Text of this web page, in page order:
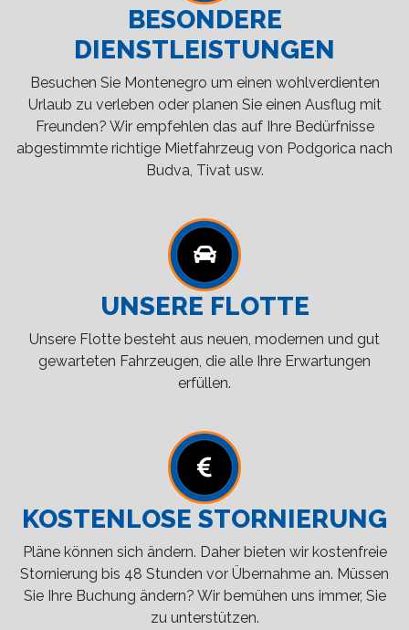
BESONDERE
DIENSTLEISTUNGEN
Besuchen Sie Montenegro um einen wohlverdienten
Urlaub zu verleben oder planen Sie einen Ausflug mit
Freunden? Wir empfehlen das auf Ihre Bedürfnisse
abgestimmte richtige Mietfahrzeug von Podgorica nach
Budva, Tivat usw.
UNSERE FLOTTE
Unsere Flotte besteht aus neuen, modernen und gut
gewarteten Fahrzeugen, die alle Ihre Erwartungen
erfüllen.
KOSTENLOSE STORNIERUNG
Pläne können sich ändern. Daher bieten wir kostenfreie
Stornierung bis 48 Stunden vor Übernahme an. Müssen
Sie Ihre Buchung ändern? Wir bemühen uns immer, Sie
zu unterstützen.